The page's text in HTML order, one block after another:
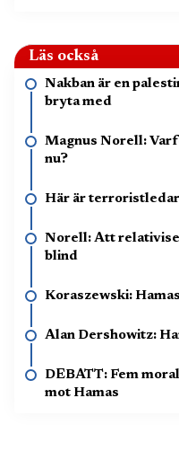
Läs också
Nakban är en
bryta med
Magnus Norell:
nu?
Här är
Norell: Att
blind
Koraszewski:
Alan Dershowitz:
DEBATT: Fem
mot Hamas